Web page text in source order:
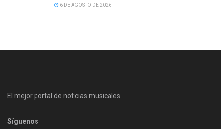
6 DE AGOSTO DE 2026
El mejor portal de noticias musicales.
Síguenos